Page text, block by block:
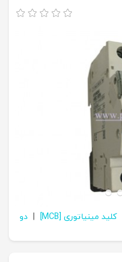
کلید مینیاتوری [MCB] | دو